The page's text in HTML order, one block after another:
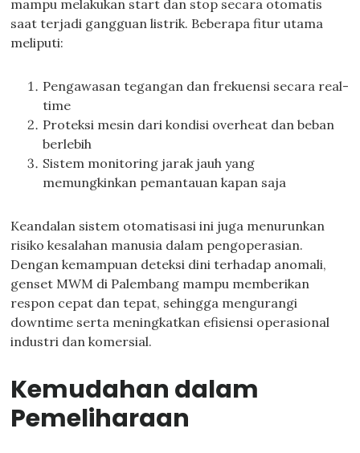
mampu melakukan start dan stop secara otomatis
saat terjadi gangguan listrik. Beberapa fitur utama
meliputi:
Pengawasan tegangan dan frekuensi secara real-
time
Proteksi mesin dari kondisi overheat dan beban
berlebih
Sistem monitoring jarak jauh yang
memungkinkan pemantauan kapan saja
Keandalan sistem otomatisasi ini juga menurunkan
risiko kesalahan manusia dalam pengoperasian.
Dengan kemampuan deteksi dini terhadap anomali,
genset MWM di Palembang mampu memberikan
respon cepat dan tepat, sehingga mengurangi
downtime serta meningkatkan efisiensi operasional
industri dan komersial.
Kemudahan dalam
Pemeliharaan